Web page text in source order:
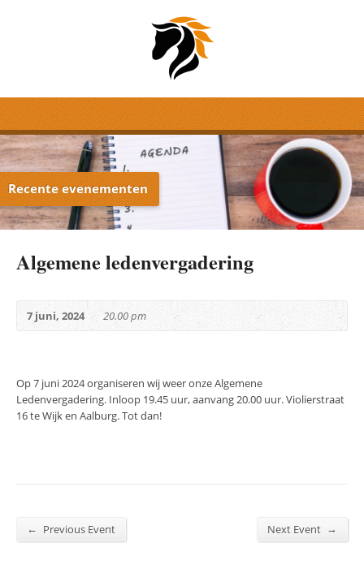
Recente evenementen
Algemene ledenvergadering
7 juni, 2024 20.00 pm
Op 7 juni 2024 organiseren wij weer onze Algemene
Ledenvergadering. Inloop 19.45 uur, aanvang 20.00 uur. Violierstraat
16 te Wijk en Aalburg. Tot dan!
← Previous Event Next Event →